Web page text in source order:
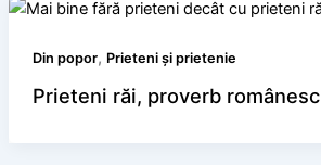
Din popor, Prieteni și prietenie
Prieteni răi, proverb românesc